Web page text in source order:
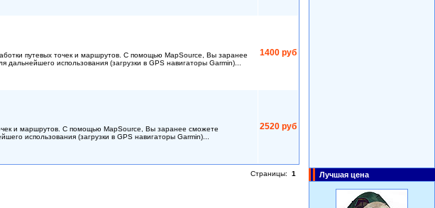
Лучшая цена
путевых точек и маршрутов. С помощью MapSource, Вы заранее
использования (загрузки в GPS навигаторы Garmin)...
1400 руб
и маршрутов. С помощью MapSource, Вы заранее сможете
использования (загрузки в GPS навигаторы Garmin)...
2520 руб
Страницы: 1